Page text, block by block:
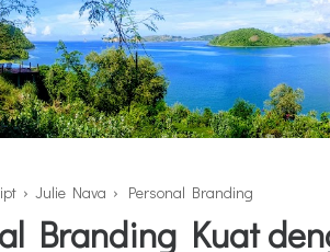
› Julie Nava › Personal Branding
Branding Kuat